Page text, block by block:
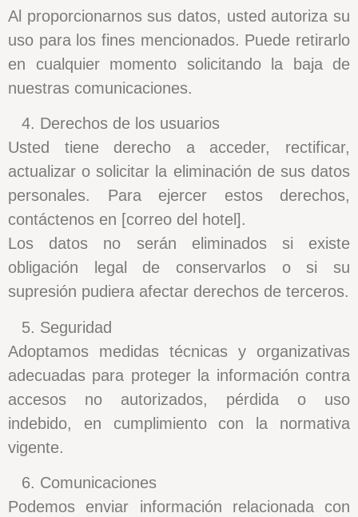
Al proporcionarnos sus datos, usted autoriza su
uso para los fines mencionados. Puede retirarlo
en cualquier momento solicitando la baja de
nuestras comunicaciones.
Derechos de los usuarios
Usted tiene derecho a acceder, rectificar,
actualizar o solicitar la eliminación de sus datos
personales. Para ejercer estos derechos,
contáctenos en [correo del hotel] .
Los datos no serán eliminados si existe
obligación legal de conservarlos o si su
supresión pudiera afectar derechos de terceros.
Seguridad
Adoptamos medidas técnicas y organizativas
adecuadas para proteger la información contra
accesos no autorizados, pérdida o uso
indebido, en cumplimiento con la normativa
vigente.
Comunicaciones
Podemos enviar información relacionada con